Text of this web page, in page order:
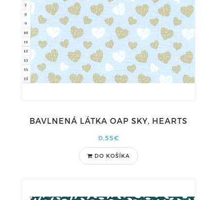
BAVLNENÁ LÁTKA OAP SKY, HEARTS
0,55€
DO KOŠÍKA